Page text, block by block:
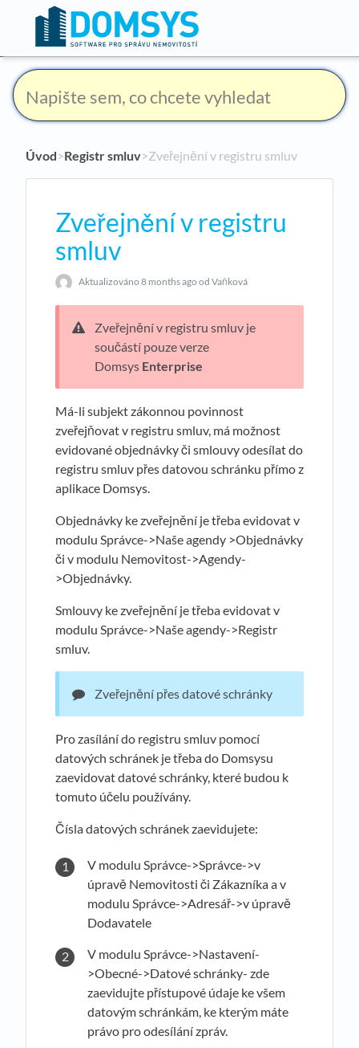
Úvod​>​Registr smluv​>​ Zveřejnění v registru smluv
Zveřejnění v registru
smluv
Aktualizováno 8 months ago od Vaňková
Zveřejnění v registru smluv je
součástí pouze verze
Domsys Enterprise
Má-li subjekt zákonnou povinnost
zveřejňovat v registru smluv, má možnost
evidované objednávky či smlouvy odesílat do
registru smluv přes datovou schránku přímo z
aplikace Domsys.
Objednávky ke zveřejnění je třeba evidovat v
modulu Správce->Naše agendy >Objednávky
či v modulu Nemovitost->Agendy-
>Objednávky.
Smlouvy ke zveřejnění je třeba evidovat v
modulu Správce->Naše agendy->Registr
smluv.
Zveřejnění přes datové schránky
Pro zasílání do registru smluv pomocí
datových schránek je třeba do Domsysu
zaevidovat datové schránky, které budou k
tomuto účelu používány.
Čísla datových schránek zaevidujete:
V modulu Správce->Správce->v
úpravě Nemovitosti či Zákazníka a v
modulu Správce->Adresář->v úpravě
Dodavatele
V modulu Správce->Nastavení-
>Obecné->Datové schránky- zde
zaevidujte přístupové údaje ke všem
datovým schránkám, ke kterým máte
právo pro odesílání zpráv.